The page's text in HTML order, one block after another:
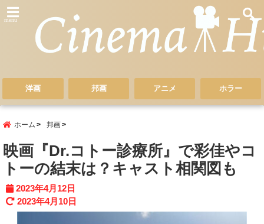
menu
洋画 邦画 アニメ ホラー
ホーム 邦画
映画『Dr.コトー診療所』で彩佳やコ
トーの結末は？キャスト相関図も
2023年4月12日
2023年4月10日